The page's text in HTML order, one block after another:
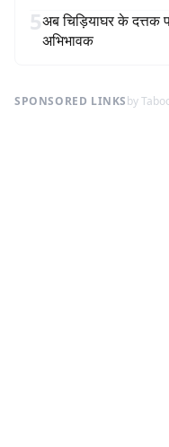
5अब चिड़ियाघर के दत्तक
अभिभावक
SPONSORED LINKSby